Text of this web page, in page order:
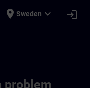
place Sweden expand_more login
problem